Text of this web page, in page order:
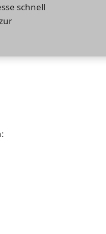
schnell